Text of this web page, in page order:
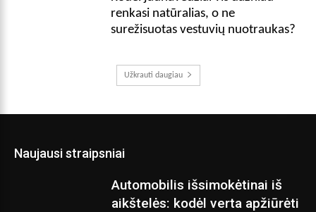
renkasi natūralias, o ne
surežisuotas vestuvių nuotraukas?
Užkrauti daugiau
Naujausi straipsniai
Automobilis išsimokėtinai iš
aikštelės: kodėl verta apžiūrėti